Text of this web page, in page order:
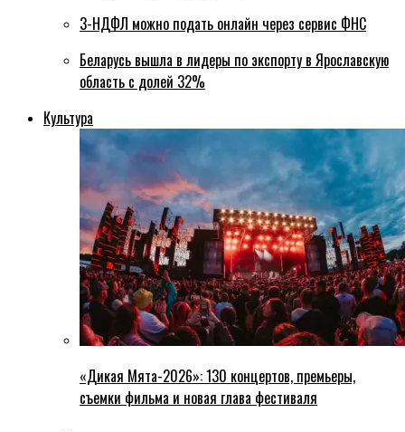
3-НДФЛ можно подать онлайн через сервис ФНС
Беларусь вышла в лидеры по экспорту в Ярославскую
область с долей 32%
Культура
«Дикая Мята-2026»: 130 концертов, премьеры,
съемки фильма и новая глава фестиваля